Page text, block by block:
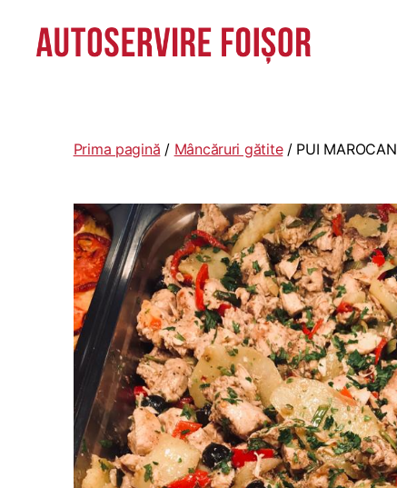
LascărPrima pagină / Mâncăruri gătite/ PUI MAROCAN